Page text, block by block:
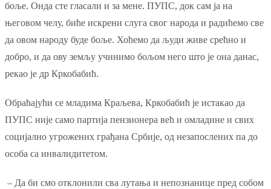
боље. Онда сте гласали и за мене. ПУПС, док сам ја на
његовом челу, биће искрени слуга свог народа и радићемо све
да овом народу буде боље. Хоћемо да људи живе срећно и
добро, и да ову земљу учинимо бољом него што је она данас,
рекао је др Кркобабић.
Обраћајући се младима Краљева, Кркобабић је истакао да
ПУПС није само партија пензионера већ и омладине и свих
социјално угрожених грађана Србије, од незапослених па до
особа са инвалидитетом.
– Да би смо отклонили сва лутања и непознанице пред собом